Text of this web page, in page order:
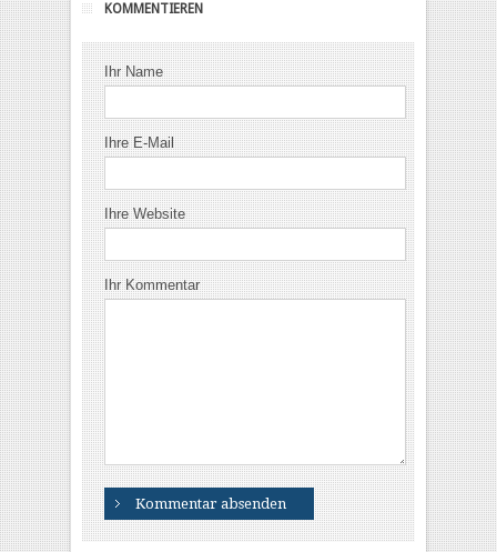
KOMMENTIEREN
Ihr Name
Ihre E-Mail
Ihre Website
Ihr Kommentar